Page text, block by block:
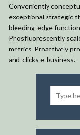
Conveniently
exceptional strategic
bleeding-edge
Phosfluorescently
metrics. Proactively
and-clicks e-business.